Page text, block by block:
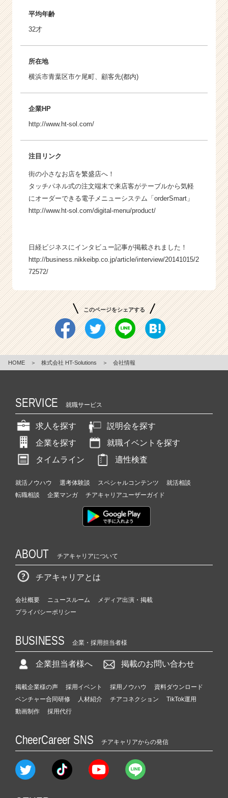
平均年齢
32才
所在地
横浜市青葉区市ケ尾町、顧客先(都内)
企業HP
http://www.ht-sol.com/
注目リンク
街の小さなお店を繁盛店へ！
タッチパネル式の注文端末で来店客がテーブルから気軽
にオーダーできる電子メニューシステム「orderSmart」
http://www.ht-sol.com/digital-menu/product/
日経ビジネスにインタビュー記事が掲載されました！
http://business.nikkeibp.co.jp/article/interview/20141015/2
72572/
このページをシェアする
HOME ＞ 株式会社 HT-Solutions ＞ 会社情報
SERVICE 就職サービス
求人を探す
説明会を探す
企業を探す
就職イベントを探す
タイムライン
適性検査
就活ノウハウ 選考体験談 スペシャルコンテンツ
就活相談
転職相談
企業マンガ チアキャリアユーザーガイド
ABOUT チアキャリアについて
チアキャリアとは
会社概要 ニュースルーム
メディア出演・掲載
プライバシーポリシー
BUSINESS 企業・採用担当者様
企業担当者様へ 掲載のお問い合わせ
掲載企業様の声 採用イベント 採用ノウハウ
資料ダウンロード
ベンチャー合同研修
人材紹介 チアコネクション
TikTok運用
動画制作
採用代行
CheerCareer SNS チアキャリアからの発信